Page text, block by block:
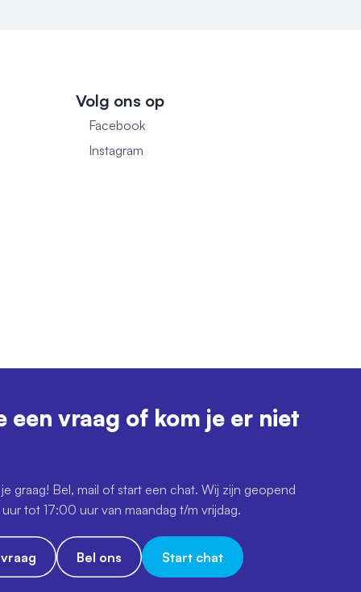
Volg ons op
Facebook
Instagram
een vraag of kom je er niet
graag! Bel, mail of start een chat. Wij zijn geopend
tot 17:00 uur van maandag t/m vrijdag.
Bel ons Start chat